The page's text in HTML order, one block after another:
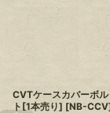
CVTケースカバーボル
ト[1本売り] [NB-CCV